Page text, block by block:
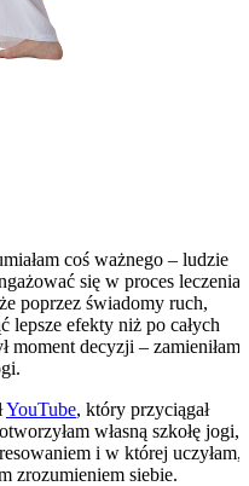
coś ważnego – ludzie
się w proces leczenia.
poprzez świadomy ruch,
lepsze efekty niż po całych
moment decyzji – zamieniłam
YouTube, który przyciągał
własną szkołę jogi,
i w której uczyłam,
zrozumieniem siebie.